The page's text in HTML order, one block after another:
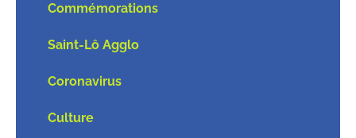
Commémorations
Saint-Lô Agglo
Coronavirus
Culture